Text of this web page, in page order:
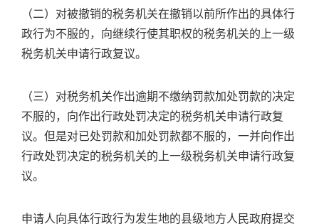
（二）对被撤销的税务机关在撤销以前所作出的具体行
政行为不服的，向继续行使其职权的税务机关的上一级
税务机关申请行政复议。
（三）对税务机关作出逾期不缴纳罚款加处罚款的决定
不服的，向作出行政处罚决定的税务机关申请行政复
议。但是对已处罚款和加处罚款都不服的，一并向作出
行政处罚决定的税务机关的上一级税务机关申请行政复
议。
申请人向具体行政行为发生地的县级地方人民政府提交